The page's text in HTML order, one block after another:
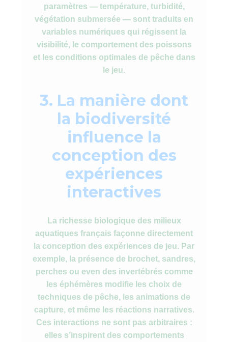
paramètres — température, turbidité,
végétation submersée — sont traduits en
variables numériques qui régissent la
visibilité, le comportement des poissons
et les conditions optimales de pêche dans
le jeu.
3. La manière dont
la biodiversité
influence la
conception des
expériences
interactives
La richesse biologique des milieux
aquatiques français façonne directement
la conception des expériences de jeu. Par
exemple, la présence de brochet, sandres,
perches ou even des invertébrés comme
les éphémères modifie les choix de
techniques de pêche, les animations de
capture, et même les réactions narratives.
Ces interactions ne sont pas arbitraires :
elles s’inspirent des comportements